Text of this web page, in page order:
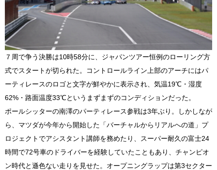
７周で争う決勝は10時58分に、ジャパンツアー恒例のローリング方
式でスタートが切られた。コントロールライン上部のアーチにはパ
ーティレースのロゴと文字が鮮やかに表示され、気温19℃・湿度
62%・路面温度33℃というまずまずのコンディションだった。
ポールシッターの南澤のパーティレース参戦は3年ぶり。しかしなが
ら、マツダが今年から開始した「バーチャルからリアルへの道」プ
ロジェクトでアシスタント講師を務めたり、スーパー耐久の富士24
時間で72号車のドライバーを経験していたこともあり、チャンピオ
ン時代と遜色ない走りを見せた。オープニングラップは第3セクター